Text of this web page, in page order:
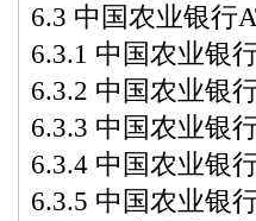
6.3 中国农业银行
6.3.1 中国农业银
6.3.2 中国农业银
6.3.3 中国农业银
6.3.4 中国农业银
6.3.5 中国农业银